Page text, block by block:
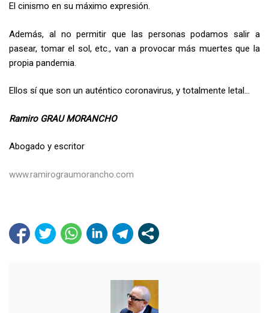
El cinismo en su máximo expresión.
Además, al no permitir que las personas podamos salir a
pasear, tomar el sol, etc., van a provocar más muertes que la
propia pandemia.
Ellos sí que son un auténtico coronavirus, y totalmente letal…
Ramiro GRAU MORANCHO
Abogado y escritor
www.ramirograumorancho.com